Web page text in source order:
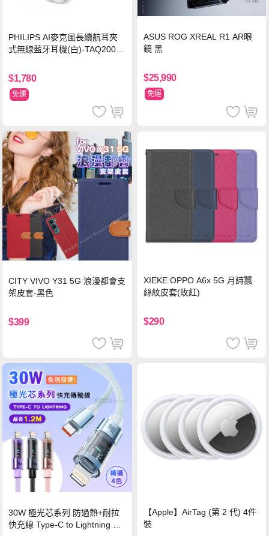
PHILIPS AI麥克風長續航耳夾
式無線藍牙耳機(白)-TAQ2000
$1,780
免運
ASUS ROG XREAL R1 AR眼
鏡 黑
$25,990
免運
CITY VIVO Y31 5G 浪漫都會支
架皮套-黑色
$399
XIEKE OPPO A6x 5G 月詩蠶
絲紋皮套(玫紅)
$290
30W 極光芯系列 防過熱+耐拉
快充線 Type-C to Lightning 傳
【Apple】AirTag (第 2 代) 4件
裝